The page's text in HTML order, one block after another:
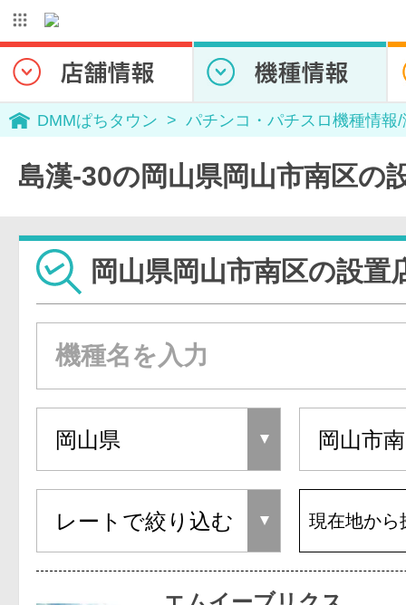
DMMぱちタウン パチンコ・パチスロ機種情報
島漢-30の岡山県岡山市南区の
岡山県岡山市南区の設置
現在地から